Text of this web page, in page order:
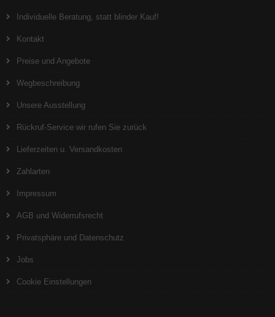
Individuelle Beratung, statt blinder Kauf!
Kontakt
Preise und Angebote
Wegbeschreibung
Unsere Ausstellung
Rückruf-Service wir rufen Sie zurück
Lieferzeiten u. Versandkosten
Zahlarten
Impressum
AGB und Widerrufsrecht
Privatsphäre und Datenschutz
Jobs
Cookie Einstellungen